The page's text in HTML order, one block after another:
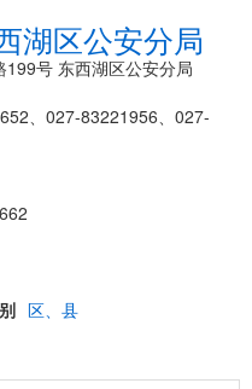
湖区公安分局
199号 东西湖区公安分局
、027-83221956、027-
区、县